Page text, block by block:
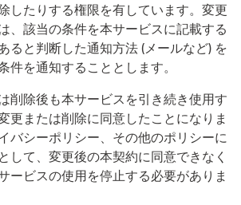
したりする権限を有しています。変更
、該当の条件を本サービスに記載する
ると判断した通知方法 (メールなど) を
件を通知することとします。
削除後も本サービスを引き続き使用す
更または削除に同意したことになりま
バシーポリシー、その他のポリシーに
して、変更後の本契約に同意できなく
ービスの使用を停止する必要がありま